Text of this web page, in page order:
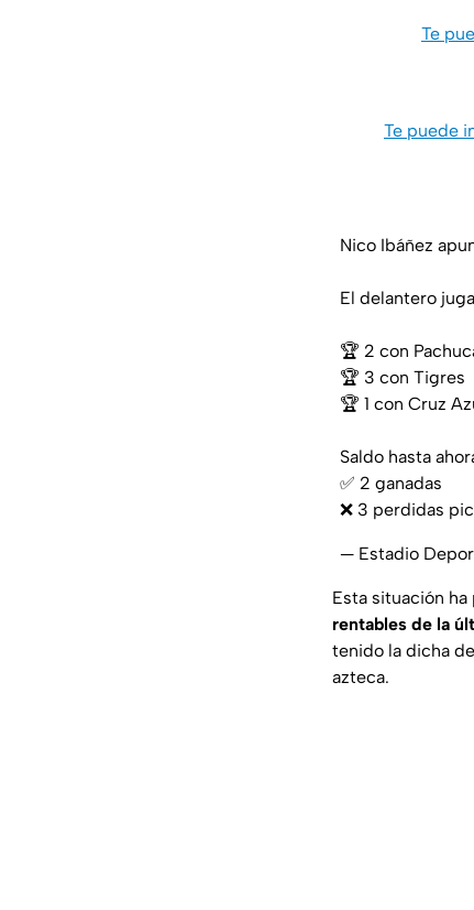
Te
Te puede
Nico Ibáñez
El delantero
🏆 2 con
🏆 3 con Tigres
🏆 1 con Cruz
Saldo hasta
✅ 2 ganadas
❌ 3 perdidas
— Estadio
Esta situación
rentables de la
tenido la dicha
azteca.